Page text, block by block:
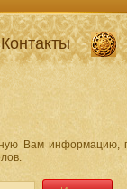
Контакты
Вам информацию,